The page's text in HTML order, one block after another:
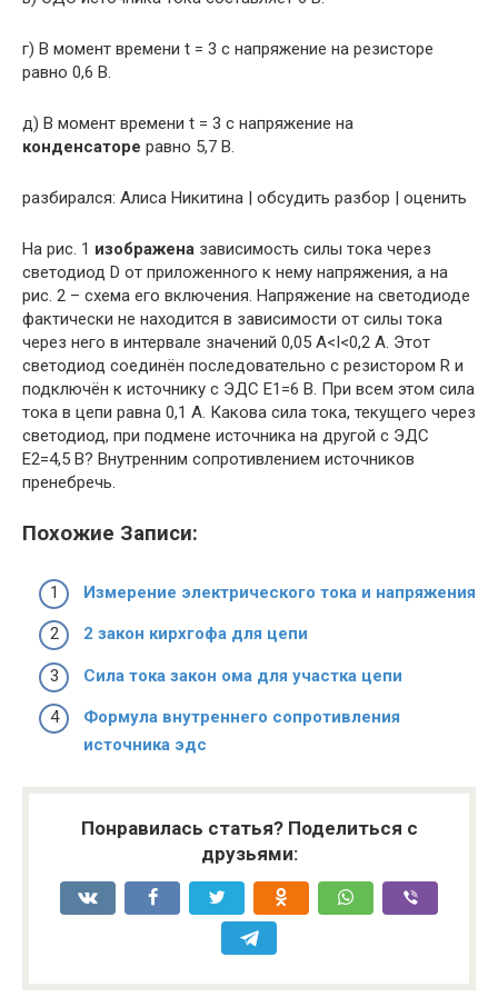
г) В момент времени t = 3 с напряжение на резисторе
равно 0,6 В.
д) В момент времени t = 3 с напряжение на
конденсаторе равно 5,7 В.
pазбирался: Алиса Никитина | обсудить разбор | оценить
На рис. 1 изображена зависимость силы тока через
светодиод D от приложенного к нему напряжения, а на
рис. 2 – схема его включения. Напряжение на светодиоде
фактически не находится в зависимости от силы тока
через него в интервале значений 0,05 А<I<0,2 А. Этот
светодиод соединён последовательно с резистором R и
подключён к источнику с ЭДС E1=6 В. При всем этом сила
тока в цепи равна 0,1 А. Какова сила тока, текущего через
светодиод, при подмене источника на другой с ЭДС
E2=4,5 В? Внутренним сопротивлением источников
пренебречь.
Похожие Записи:
Измерение электрического тока и напряжения
2 закон кирхгофа для цепи
Сила тока закон ома для участка цепи
Формула внутреннего сопротивления
источника эдс
Понравилась статья? Поделиться с
друзьями: